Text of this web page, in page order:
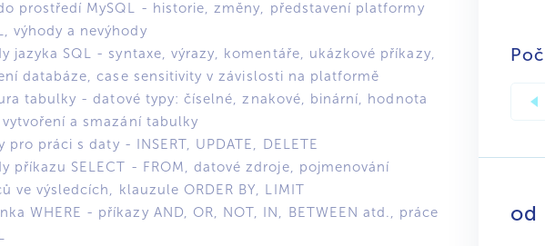
prostředí MySQL - historie, změny, představení platformy
výhody a nevýhody
jazyka SQL - syntaxe, výrazy, komentáře, ukázkové příkazy,
databáze, case sensitivity v závislosti na platformě
tabulky - datové typy: číselné, znakové, binární, hodnota
vytvoření a smazání tabulky
pro práci s daty - INSERT, UPDATE, DELETE
příkazu SELECT - FROM, datové zdroje, pojmenování
ve výsledcích, klauzule ORDER BY, LIMIT
WHERE - příkazy AND, OR, NOT, IN, BETWEEN atd., práce
od